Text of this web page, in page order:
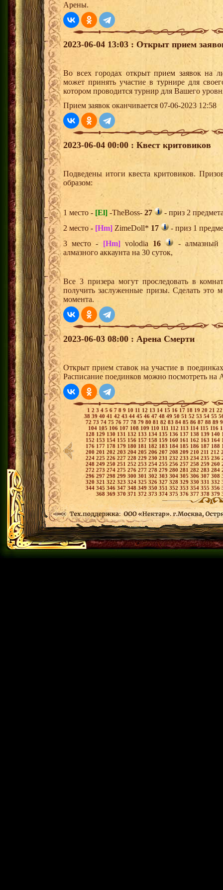
Арены.
2023-06-04 13:03 : Открыт прием
Во всех городах открыт прием заявок на
может принять участие в турнире для
котором проводится турнир для Вашего
Прием заявок оканчивается 07-06-2023 12:58
2023-06-04 00:00 : Квест критовиков
Подведены итоги квеста критовиков.
образом:
1 место - [El] -TheBoss- 27
- приз 2
2 место - [Hm] ZimeDoll* 17
- приз 1
3 место - [Hm]volodia 16
- алмазный
алмазного аккаунта на 30 суток,
Все 3 призера могут проследовать в
получить заслуженные призы. Сделать это
момента.
2023-06-03 08:00 : Арена Смерти
Открыт прием ставок на участие в
Расписание поединков можно посмотреть на
1 2 3 4 5 6 7 8 9 10 11 12 13 14 15 16 17 18 19 20 21
38 39 40 41 42 4344 45 46 47 48 49 50 51 52 53 54 55
72 73 74 75 76 77 78 79 80 81 82 83 84 85 86 87 88 89
104 105 106 107 108 109 110 111 112 113 114 115 116
128 129 130 131 132 133 134 135 136 137 138 139 140
152 153 154 155 156 157158 159 160 161 162 163 164
176 177 178 179 180 181 182 183 184 185 186 187 188
200 201 202 203 204 205 206 207 208 209 210 211 212
224 225 226 227 228 229 230 231 232 233 234 235 236
248 249 250 251 252 253 254 255 256 257 258 259 260
272 273 274 275 276 277 278 279 280 281 282 283 284
296 297 298 299 300 301 302 303 304 305 306 307 308
320 321 322 323 324 325 326 327 328 329 330 331 332
344 345 346 347 348 349 350 351 352 353 354 355 356
368 369 370 371 372 373 374 375 376 377 378 379